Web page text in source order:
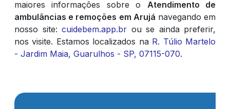
maiores informações sobre o Atendimento de
ambulâncias e remoções em Arujá navegando em
nosso site: cuidebem.app.br ou se ainda preferir,
nos visite. Estamos localizados na R. Túlio Martelo
- Jardim Maia, Guarulhos - SP, 07115-070.